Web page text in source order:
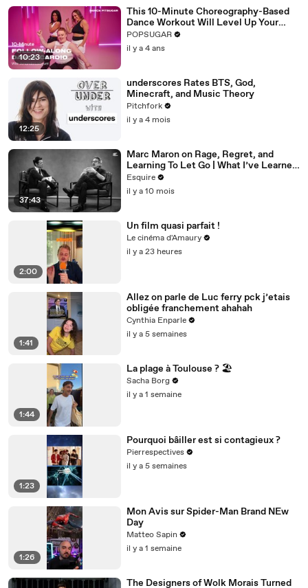
10:23
This 10-Minute Choreography-Based
Dance Workout Will Level Up Your
Moves
POPSUGAR
il y a 4 ans
12:25
underscores Rates BTS, God,
Minecraft, and Music Theory
Pitchfork
il y a 4 mois
37:43
Marc Maron on Rage, Regret, and
Learning To Let Go | What I’ve Learned
| Esquire
Esquire
il y a 10 mois
2:00
Un film quasi parfait !
Le cinéma d'Amaury
il y a 23 heures
1:41
Allez on parle de Luc ferry pck j’etais
obligée franchement ahahah
Cynthia Enparle
il y a 5 semaines
1:44
La plage à Toulouse ? 🏖️
Sacha Borg
il y a 1 semaine
1:23
Pourquoi bâiller est si contagieux ?
Pierrespectives
il y a 5 semaines
1:26
Mon Avis sur Spider-Man Brand NEw
Day
Matteo Sapin
il y a 1 semaine
The Designers of Wolk Morais Turned